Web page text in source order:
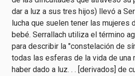
dar a luz a sus tres hijos) llevó a
lucha que suelen tener las mujeres
bebé. Serrallach utiliza el término
para describir la "constelación de
todas las esferas de la vida de una
haber dado a luz. . . [derivados] de